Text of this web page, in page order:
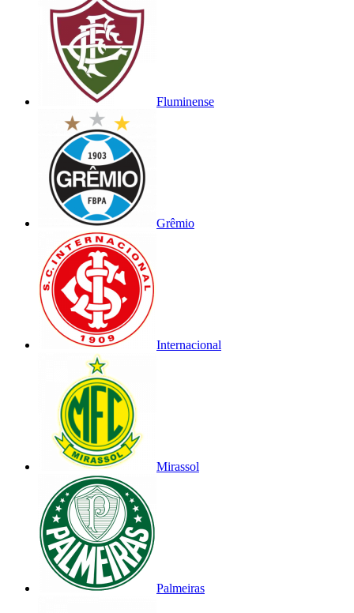
Fluminense
Grêmio
Internacional
Mirassol
Palmeiras